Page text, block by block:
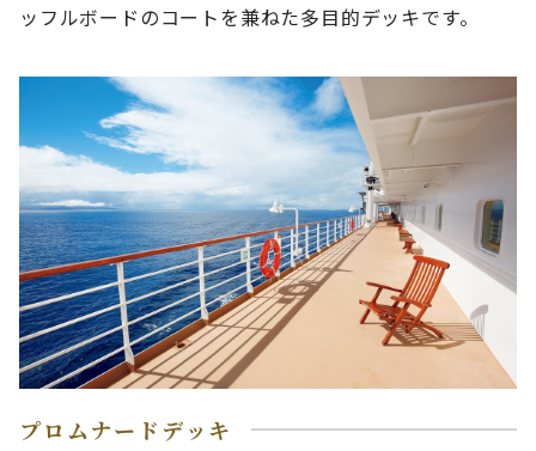
ッフルボードのコートを兼ねた多目的デッキです。
プロムナードデッキ